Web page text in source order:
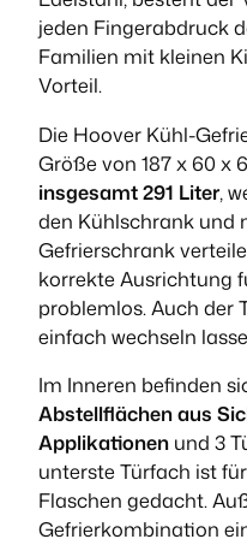
jeden Fingerabdruck
Familien mit kleinen
Vorteil.
Die Hoover Kühl-
Größe von 187 x 60 x
insgesamt 291 Liter,
den Kühlschrank und
Gefrierschrank
korrekte Ausrichtung
problemlos. Auch der
einfach wechseln
Im Inneren befinden
Abstellflächen aus
Applikationen und 3
unterste Türfach ist
Flaschen gedacht.
Gefrierkombination